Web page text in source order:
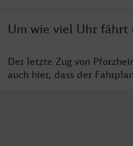
Um wie viel Uhr fährt
Der letzte Zug von
auch hier, dass der